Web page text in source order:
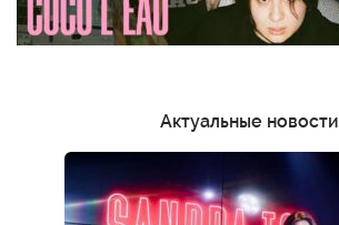
Актуальные новости